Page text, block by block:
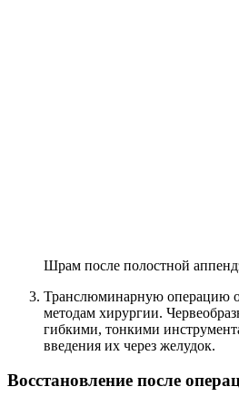
Шрам после полостной
Транслюминарную операцию
методам хирургии.
гибкими, тонкими
введения их через желудок.
Восстановление после